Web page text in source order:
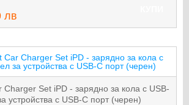
лв
Set iPD - зарядно за кола с USB-
устройства с USB-C порт (черен)